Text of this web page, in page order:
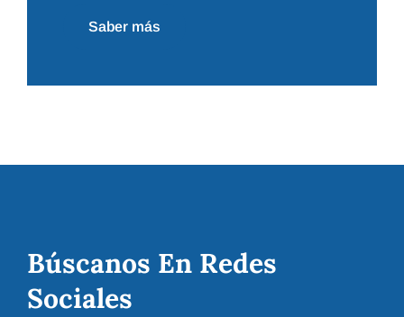
Saber más
Búscanos En Redes
Sociales